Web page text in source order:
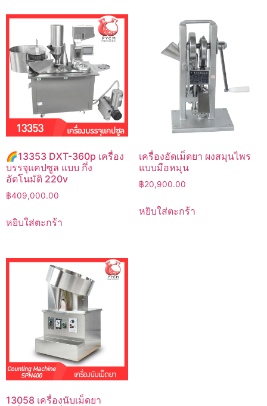
🌈13353 DXT-360p เครื่อง
บรรจุแคปซูล แบบ กึ่ง
อัตโนมัติ 220v
฿409,000.00
หยิบใส่ตะกร้า
เครื่องอัดเม็ดยา ผงสมุนไพร
แบบมือหมุน
฿20,900.00
หยิบใส่ตะกร้า
13058 เครื่องนับเม็ดยา